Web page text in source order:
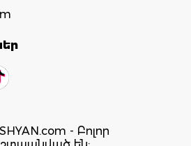
- Բոլոր